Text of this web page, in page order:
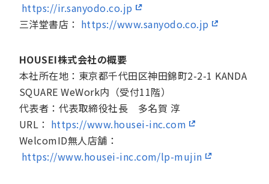
https://ir.sanyodo.co.jp
三洋堂書店： https://www.sanyodo.co.jp
HOUSEI株式会社の概要
本社所在地：東京都千代田区神田錦町2-2-1 KANDA
SQUARE WeWork内（受付11階）
代表者：代表取締役社長 多名賀 淳
URL： https://www.housei-inc.com
WelcomID無人店舗：
https://www.housei-inc.com/lp-mujin